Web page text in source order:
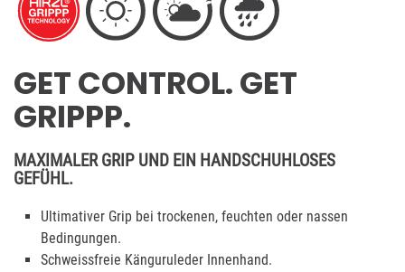
GET CONTROL. GET
GRIPPP.
MAXIMALER GRIP UND EIN HANDSCHUHLOSES
GEFÜHL.
Ultimativer Grip bei trockenen, feuchten oder nassen
Bedingungen.
Schweissfreie Känguruleder Innenhand.